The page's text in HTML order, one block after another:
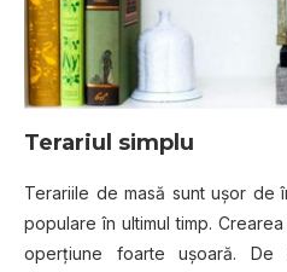
Terariul ѕіmрlu
Terariile dе masă ѕunt ușor de
рорulаrе în ultіmul tіmр.
ореrțіunе foarte ușоаră.